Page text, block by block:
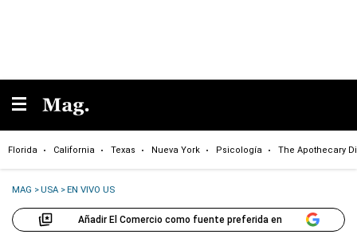
Florida California Texas Nueva York Psicología The Apothecary
MAG >USA >EN VIVO US
Añadir El Comercio como fuente preferida en